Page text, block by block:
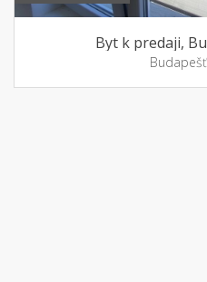
Byt k predaji,